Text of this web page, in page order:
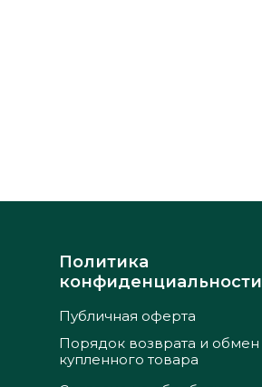
Публичная оферта
Порядок возврата и обмен
купленного товара
Политика
конфиденциальности